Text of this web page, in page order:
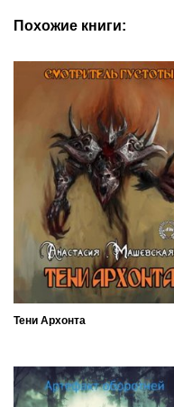
Похожие книги:
Тени Архонта